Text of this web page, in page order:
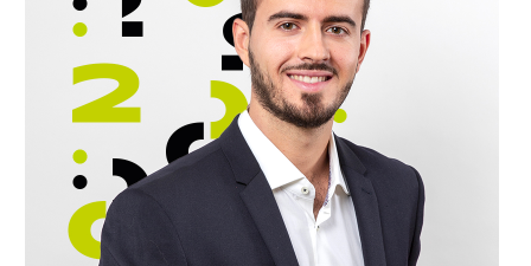
Titulaire du diplôme supérieur de comptabilité et
de gestion, je prépare actuellement le diplôme
d’expertise comptable.
Mes missions
Depuis 5 ans au sein du cabinet C2GA, mon rôle
en qualité de manager est de veiller à la
satisfaction de nos clients en assurant la